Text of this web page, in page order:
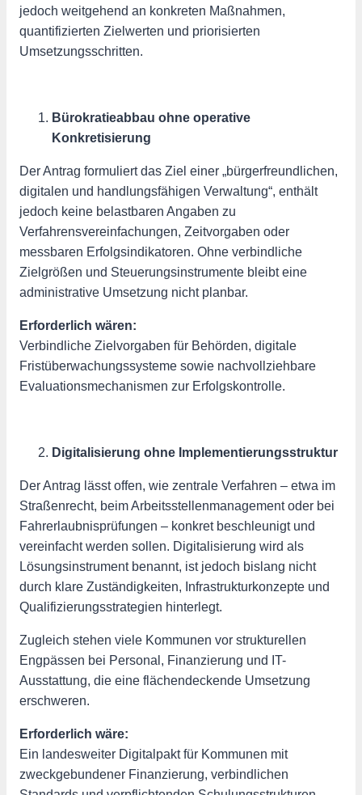
jedoch weitgehend an konkreten Maßnahmen,
quantifizierten Zielwerten und priorisierten
Umsetzungsschritten.
Bürokratieabbau ohne operative
Konkretisierung
Der Antrag formuliert das Ziel einer „bürgerfreundlichen,
digitalen und handlungsfähigen Verwaltung“, enthält
jedoch keine belastbaren Angaben zu
Verfahrensvereinfachungen, Zeitvorgaben oder
messbaren Erfolgsindikatoren. Ohne verbindliche
Zielgrößen und Steuerungsinstrumente bleibt eine
administrative Umsetzung nicht planbar.
Erforderlich wären:
Verbindliche Zielvorgaben für Behörden, digitale
Fristüberwachungssysteme sowie nachvollziehbare
Evaluationsmechanismen zur Erfolgskontrolle.
Digitalisierung ohne Implementierungsstruktur
Der Antrag lässt offen, wie zentrale Verfahren – etwa im
Straßenrecht, beim Arbeitsstellenmanagement oder bei
Fahrerlaubnisprüfungen – konkret beschleunigt und
vereinfacht werden sollen. Digitalisierung wird als
Lösungsinstrument benannt, ist jedoch bislang nicht
durch klare Zuständigkeiten, Infrastrukturkonzepte und
Qualifizierungsstrategien hinterlegt.
Zugleich stehen viele Kommunen vor strukturellen
Engpässen bei Personal, Finanzierung und IT-
Ausstattung, die eine flächendeckende Umsetzung
erschweren.
Erforderlich wäre:
Ein landesweiter Digitalpakt für Kommunen mit
zweckgebundener Finanzierung, verbindlichen